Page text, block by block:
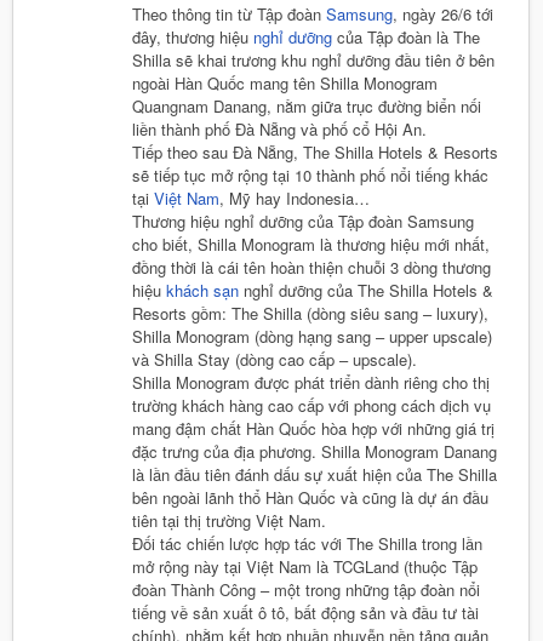
Theo thông tin từ Tập đoàn Samsung, ngày 26/6 tới
đây, thương hiệu nghỉ dưỡng của Tập đoàn là The
Shilla sẽ khai trương khu nghỉ dưỡng đầu tiên ở bên
ngoài Hàn Quốc mang tên Shilla Monogram
Quangnam Danang, nằm giữa trục đường biển nối
liền thành phố Đà Nẵng và phố cổ Hội An.
Tiếp theo sau Đà Nẵng, The Shilla Hotels & Resorts
sẽ tiếp tục mở rộng tại 10 thành phố nổi tiếng khác
tại Việt Nam, Mỹ hay Indonesia…
Thương hiệu nghỉ dưỡng của Tập đoàn Samsung
cho biết, Shilla Monogram là thương hiệu mới nhất,
đồng thời là cái tên hoàn thiện chuỗi 3 dòng thương
hiệu khách sạn nghỉ dưỡng của The Shilla Hotels &
Resorts gồm: The Shilla (dòng siêu sang – luxury),
Shilla Monogram (dòng hạng sang – upper upscale)
và Shilla Stay (dòng cao cấp – upscale).
Shilla Monogram được phát triển dành riêng cho thị
trường khách hàng cao cấp với phong cách dịch vụ
mang đậm chất Hàn Quốc hòa hợp với những giá trị
đặc trưng của địa phương. Shilla Monogram Danang
là lần đầu tiên đánh dấu sự xuất hiện của The Shilla
bên ngoài lãnh thổ Hàn Quốc và cũng là dự án đầu
tiên tại thị trường Việt Nam.
Đối tác chiến lược hợp tác với The Shilla trong lần
mở rộng này tại Việt Nam là TCGLand (thuộc Tập
đoàn Thành Công – một trong những tập đoàn nổi
tiếng về sản xuất ô tô, bất động sản và đầu tư tài
chính), nhằm kết hợp nhuần nhuyễn nền tảng quản